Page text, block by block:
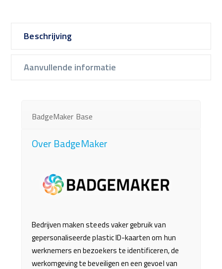
Beschrijving
Aanvullende informatie
BadgeMaker Base
Over BadgeMaker
Bedrijven maken steeds vaker gebruik van
gepersonaliseerde plastic ID-kaarten om hun
werknemers en bezoekers te identificeren, de
werkomgeving te beveiligen en een gevoel van